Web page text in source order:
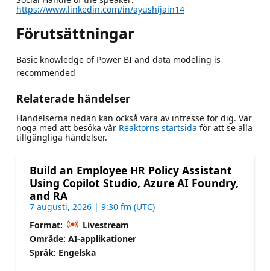
https://www.linkedin.com/in/ayushijain14
Förutsättningar
Basic knowledge of Power BI and data modeling is
recommended
Relaterade händelser
Händelserna nedan kan också vara av intresse för dig. Var
noga med att besöka vår Reaktorns startsida för att se alla
tillgängliga händelser.
Build an Employee HR Policy Assistant
Using Copilot Studio, Azure AI Foundry,
and RA
7 augusti, 2026 | 9:30 fm (UTC)
Format:
Livestream
Område: AI-applikationer
Språk: Engelska